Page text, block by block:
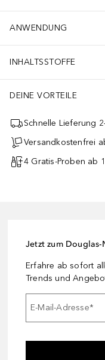
ANWENDUNG
INHALTSSTOFFE
DEINE VORTEILE
Schnelle Lieferung
Versandkostenfrei
4 Gratis-Proben ab
Jetzt zum
Erfahre ab sofort
Trends und
E-Mail-Adresse*